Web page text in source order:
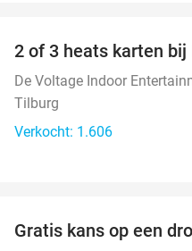
2 of 3 heats karten bij
De Voltage Indoor
Tilburg
Verkocht: 1.606
Gratis kans op een